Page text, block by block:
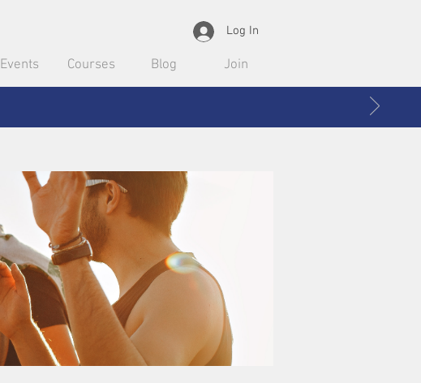
Log In
Events Courses Blog Join